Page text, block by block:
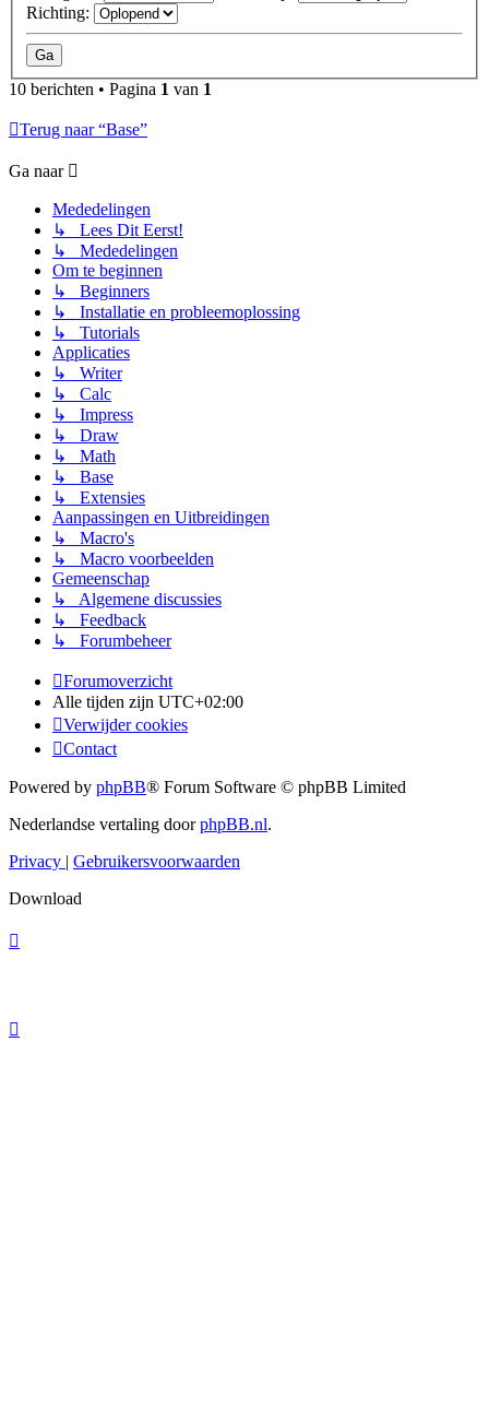
Richting:
10 berichten • Pagina 1 van 1
Terug naar “Base”
Ga naar
Mededelingen
↳ Lees Dit Eerst!
↳ Mededelingen
Om te beginnen
↳ Beginners
↳ Installatie en probleemoplossing
↳ Tutorials
Applicaties
↳ Writer
↳ Calc
↳ Impress
↳ Draw
↳ Math
↳ Base
↳ Extensies
Aanpassingen en Uitbreidingen
↳ Macro's
↳ Macro voorbeelden
Gemeenschap
↳ Algemene discussies
↳ Feedback
↳ Forumbeheer
Forumoverzicht
Alle tijden zijn UTC+02:00
Verwijder cookies
Contact
Powered by phpBB® Forum Software © phpBB Limited
Nederlandse vertaling doorphpBB.nl.
Privacy | Gebruikersvoorwaarden
Download